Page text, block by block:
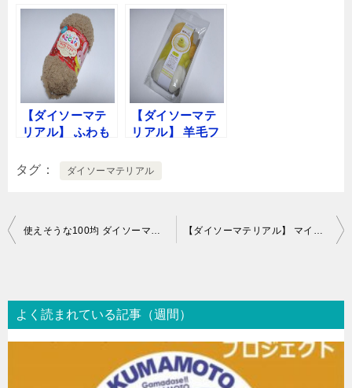
アル
ロファイバーモ
【ダイソーマテ
リアル】 ふわも
【ダイソーマテ
リアル】 羊毛フ
タグ
ダイソーマテリアル
投
ビ
ゲ
使えそうな100均 ダイソーマテリアル 【ダイソーマテリアル】 マイクロファイバーモップ
よく読まれている記事（週間）